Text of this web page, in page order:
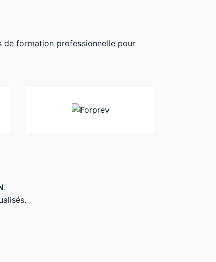
de formation professionnelle pour
.